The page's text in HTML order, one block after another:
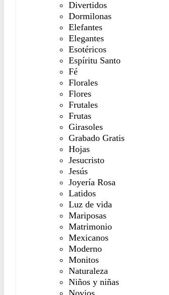
Divertidos
Dormilonas
Elefantes
Elegantes
Esotéricos
Espíritu Santo
Fé
Florales
Flores
Frutales
Frutas
Girasoles
Grabado Gratis
Hojas
Jesucristo
Jesús
Joyería Rosa
Latidos
Luz de vida
Mariposas
Matrimonio
Mexicanos
Moderno
Monitos
Naturaleza
Niños y niñas
Novios